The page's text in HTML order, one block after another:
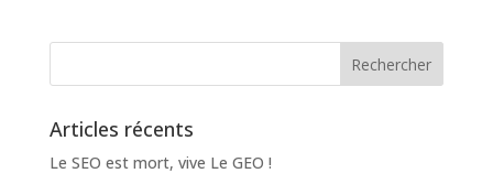
Articles récents
Le SEO est mort, vive Le GEO !